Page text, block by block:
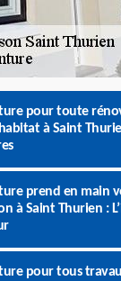
pour toute
à Saint
prend en main
à Saint Thurien :
pour tous